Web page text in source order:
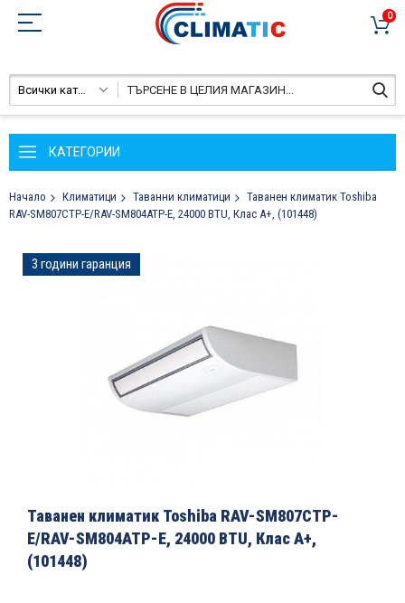
0
Всички категории
КАТЕГОРИИ
Начало Климатици Таванни климатици
Таванен климатик Toshiba
RAV-SM807CTP-E/RAV-SM804ATP-E, 24000 BTU, Клас А+, (101448)
Преминете
към
3 години гаранция
към
на
галерия
със
Таванен климатик Toshiba RAV-SM807CTP-
E/RAV-SM804ATP-E, 24000 BTU, Клас А+,
(101448)